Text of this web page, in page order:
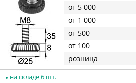
от 5 000
от 1 000
от 500
от 100
розница
на складе 6 шт.